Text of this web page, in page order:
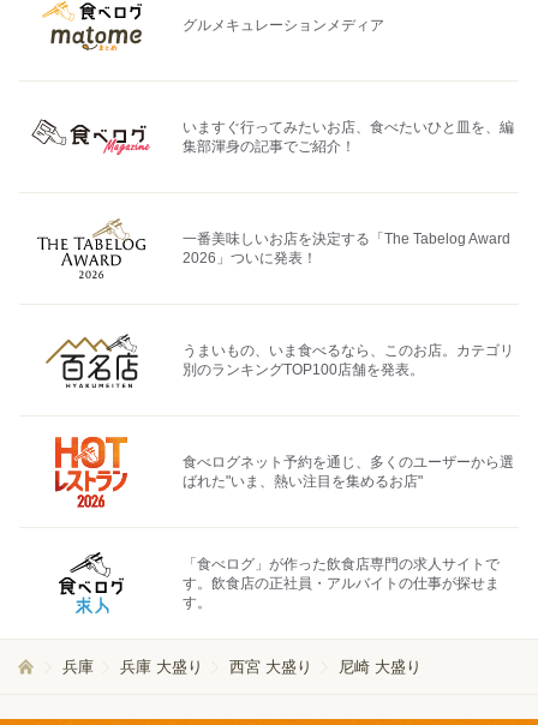
グルメキュレーションメディア
いますぐ行ってみたいお店、食べたいひと皿を、編
集部渾身の記事でご紹介！
一番美味しいお店を決定する「The Tabelog Award
2026」ついに発表！
うまいもの、いま食べるなら、このお店。カテゴリ
別のランキングTOP100店舗を発表。
食べログネット予約を通じ、多くのユーザーから選
ばれた"いま、熱い注目を集めるお店"
「食べログ」が作った飲食店専門の求人サイトで
す。飲食店の正社員・アルバイトの仕事が探せま
す。
兵庫 兵庫 大盛り 西宮 大盛り 尼崎 大盛り